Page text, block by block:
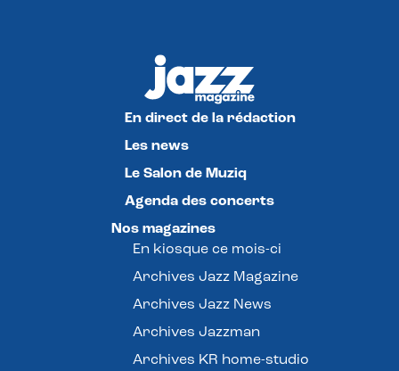
En direct de la rédaction
Les news
Le Salon de Muziq
Agenda des concerts
Nos magazines
En kiosque ce mois-ci
Archives Jazz Magazine
Archives Jazz News
Archives Jazzman
Archives KR home-studio